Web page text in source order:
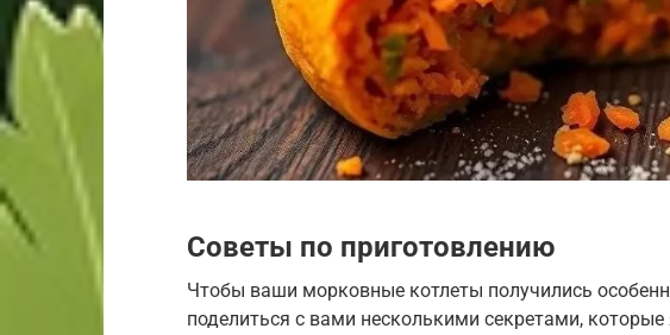
Советы по приготовлению
Чтобы ваши морковные котлеты получились
поделиться с вами несколькими секретами,